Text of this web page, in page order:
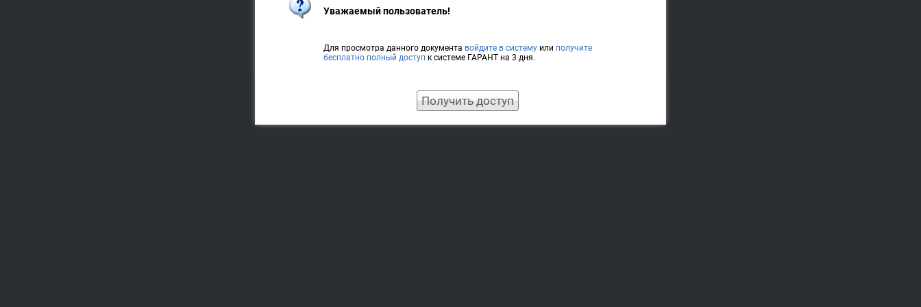
Уважаемый пользователь!
Для просмотра данного документа войдите в систему или получите
бесплатно полный доступ к системе ГАРАНТ на 3 дня.
Получить доступ